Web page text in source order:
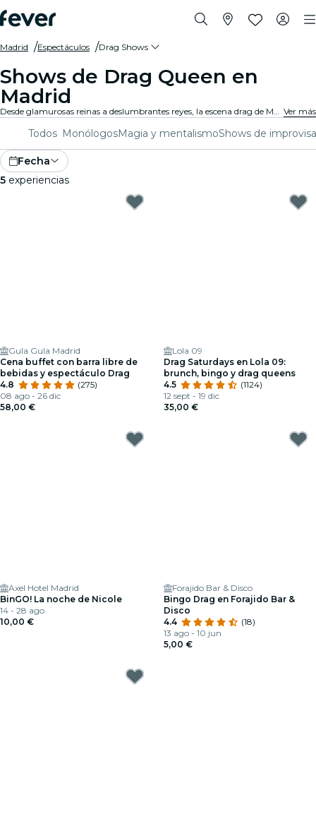
Madrid Espectáculos Drag Shows
Shows de Drag Queen en
Madrid
Desde glamurosas reinas a deslumbrantes reyes, la escena drag de Madrid ofrece una vibrante celebración de la diversidad, la creatividad y la autoexpresión. Tanto si eres un aficionado experimentado como si eres nuevo en la escena, te espera una noche de entretenimiento lleno de energía y momentos inolvidables. Ver más
Todos MonólogosMagia y mentalismoShows de
Fecha
5 experiencias
Gula Gula Madrid
Cena buffet con barra libre de
bebidas y espectáculo Drag
4.8
(275)
08 ago - 26 dic
58,00 €
Lola 09
Drag Saturdays en Lola 09:
brunch, bingo y drag queens
4.5
(1124)
12 sept - 19 dic
35,00 €
Axel Hotel Madrid
BinGO! La noche de Nicole
14 - 28 ago
10,00 €
Forajido Bar & Disco
Bingo Drag en Forajido Bar &
Disco
4.4
(18)
13 ago - 10 jun
5,00 €